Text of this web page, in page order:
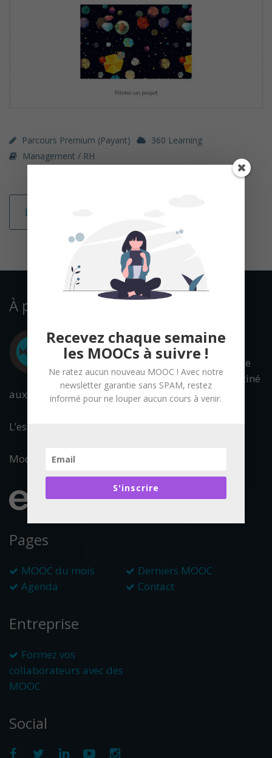
Parcours Premium (payant)
360 Learning
Management / RH
Lire la suite
À propos
Mooc Francophone
est un portail destiné
aux cours en ligne ouverts à tous.
L’essentiel de l’offre francophone est référencée.
Mooc Francophone fait partie du réseau :
Pages
MOOC du mois
Derniers MOOC
Agenda
Contact
Entreprise
Formez vos
collaborateurs avec des
MOOC
Social
Recevez chaque semaine
les MOOCs à suivre !
Ne ratez aucun nouveau MOOC ! Avec notre
newsletter garantie sans SPAM, restez
informé pour ne louper aucun cours à venir.
S'inscrire